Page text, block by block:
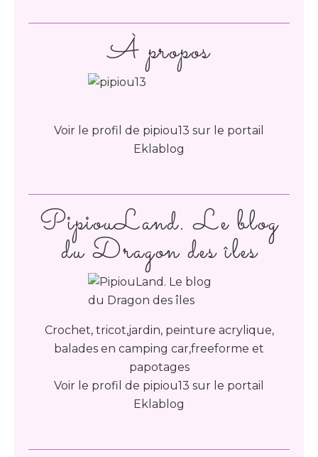
PipiouLand. Le blog
du Dragon des îles
Crochet, tricot,jardin, peinture acrylique,
balades en camping car,freeforme et
papotages
Voir le profil de pipiou13 sur le portail
Eklablog
À propos
Voir le profil de pipiou13 sur le portail
Eklablog